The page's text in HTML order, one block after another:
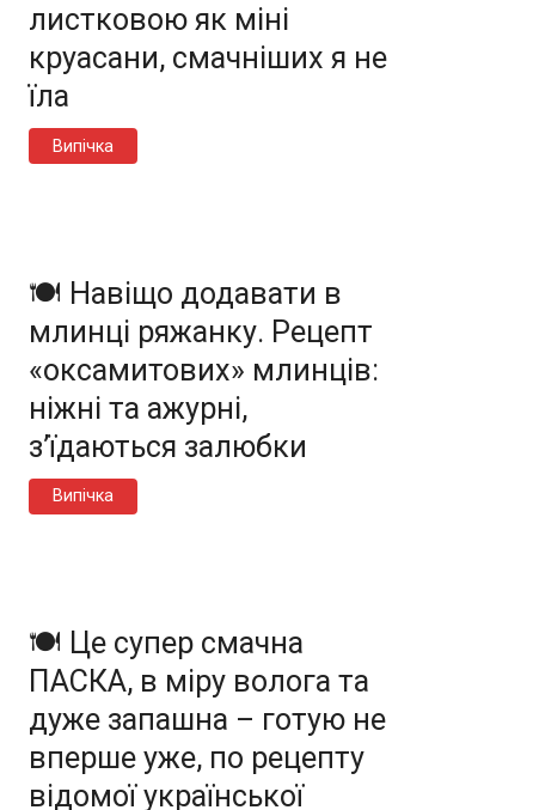
листковою як міні
круасани, смачніших я не
їла
Випічка
🍽️ Навіщо додавати в
млинці ряжанку. Рецепт
«оксамитових» млинців:
ніжні та ажурні,
з’їдаються залюбки
Випічка
🍽️ Це супер смачна
ПАСКА, в міру волога та
дуже запашна – готую не
вперше уже, по рецепту
відомої української